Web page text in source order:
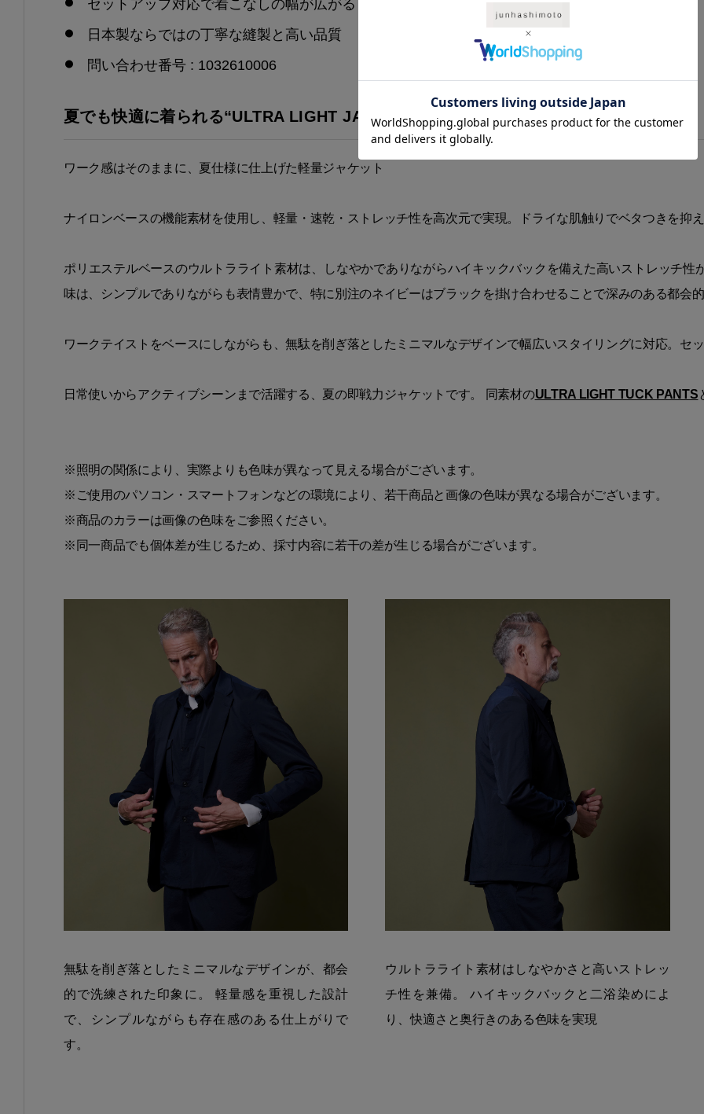
セットアップ対応で着こなしの幅が広がる
日本製ならではの丁寧な縫製と高い品質
問い合わせ番号 : 1032610006
夏でも快適に着られる“ULTRA LIGHT JACKET”
ワーク感はそのままに、夏仕様に仕上げた軽量ジャケット
ナイロンベースの機能素材を使用し、軽量・速乾・ストレッチ性を高次元で実現。ドライな肌触りでベタつきを抑
ポリエステルベースのウルトラライト素材は、しなやかでありながらハイキックバックを備えた高いストレッチ
味は、シンプルでありながらも表情豊かで、特に別注のネイビーはブラックを掛け合わせることで深みのある都会
ワークテイストをベースにしながらも、無駄を削ぎ落としたミニマルなデザインで幅広いスタイリングに対応。セ
日常使いからアクティブシーンまで活躍する、夏の即戦力ジャケットです。 同素材のULTRA LIGHT TUCK PANTS
※照明の関係により、実際よりも色味が異なって見える場合がございます。
※ご使用のパソコン・スマートフォンなどの環境により、若干商品と画像の色味が異なる場合がございます。
※商品のカラーは画像の色味をご参照ください。
※同一商品でも個体差が生じるため、採寸内容に若干の差が生じる場合がございます。
無駄を削ぎ落としたミニマルなデザインが、都会
的で洗練された印象に。 軽量感を重視した設計
で、シンプルながらも存在感のある仕上がりで
す。
ウルトラライト素材はしなやかさと高いストレッ
チ性を兼備。 ハイキックバックと二浴染めによ
り、快適さと奥行きのある色味を実現